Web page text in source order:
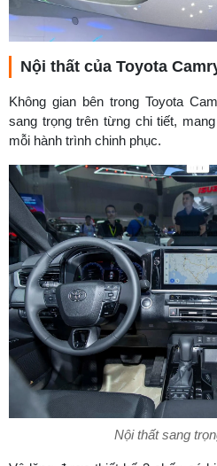
Nội thất của Toyota
Không gian bên trong Toyota
sang trọng trên từng chi tiết,
mỗi hành trình chinh phục.
Nội thất sang